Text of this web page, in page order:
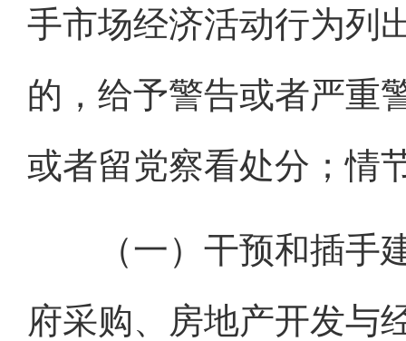
手市场经济活动行为列
的，给予警告或者严重
或者留党察看处分；情
（一）干预和插手建
府采购、房地产开发与